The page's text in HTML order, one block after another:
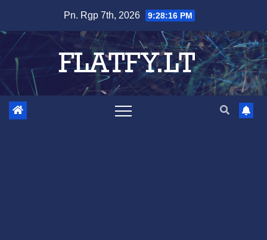
content
Pn. Rgp 7th, 2026 9:28:18 PM